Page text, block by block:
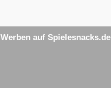
Werben auf Spielesnacks.de